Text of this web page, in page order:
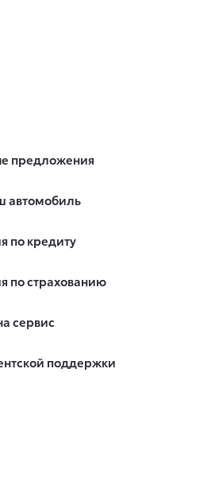
предложения
автомобиль
по кредиту
по страхованию
сервис
поддержки